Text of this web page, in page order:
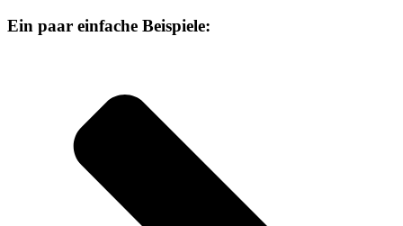
Ein paar einfache Beispiele: